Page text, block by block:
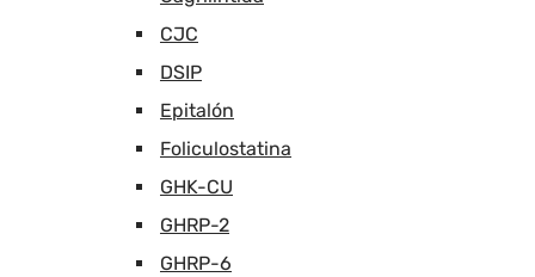
CJC
DSIP
Epitalón
Foliculostatina
GHK-CU
GHRP-2
GHRP-6